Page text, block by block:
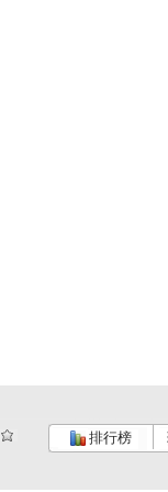
排行榜